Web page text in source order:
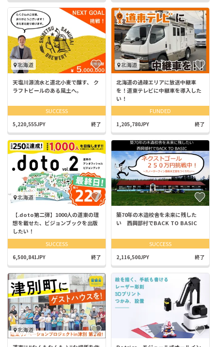
北海道
天塩川源流水と道北小麦で醸す、 ク
ラフトビールのある風土へ。
SUCCESS
5,220,555JPY 終了
北海道
北海道の過疎エリアに放送中継車
を！道東テレビに中継車を導入した
い！
FUNDED
1,205,780JPY 終了
北海道
【.doto第二弾】1000人の道東の理
想を載せた、ビジョンブックを出版
したい！
SUCCESS
6,500,841JPY 終了
築70年の木造校舎を未来に残した
い 西興部村でBACK TO BASIC
SUCCESS
2,116,500JPY 終了
北海道